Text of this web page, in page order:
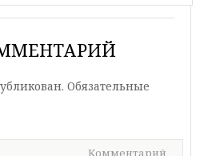
Обязательные
Комментарий